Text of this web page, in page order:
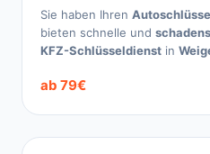
Sie haben Ihren
bieten schnelle und
KFZ-Schlüsseldienst in
ab 79€